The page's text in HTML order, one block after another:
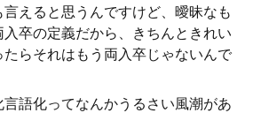
えると思うんですけど、曖昧なも
卒の定義だから、きちんときれい
らそれはもう両入卒じゃないんで
語化ってなんかうるさい風潮があ